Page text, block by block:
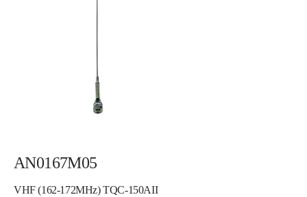
AN0167M05
VHF (162-172MHz) TQC-150AII